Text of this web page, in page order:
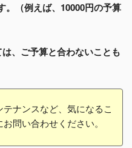
。（例えば、10000円の予算
、ご予算と合わないことも
ナンスなど、気になるこ
問い合わせください。